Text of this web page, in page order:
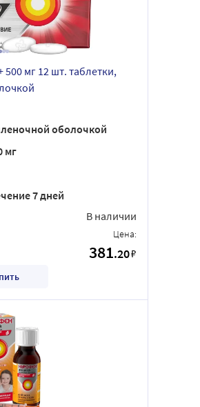
мг 12 шт. таблетки,
оболочкой
мг
7 дней
В наличии
Цена:
381.20₽